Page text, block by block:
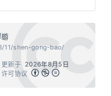
蝣
shen-gong-bao/
更新于
2026年8月5日
许可协议